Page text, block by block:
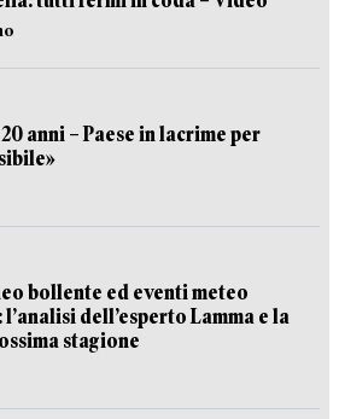
anni – Paese in lacrime per
bollente ed eventi meteo
dell’esperto Lamma e la
stagione